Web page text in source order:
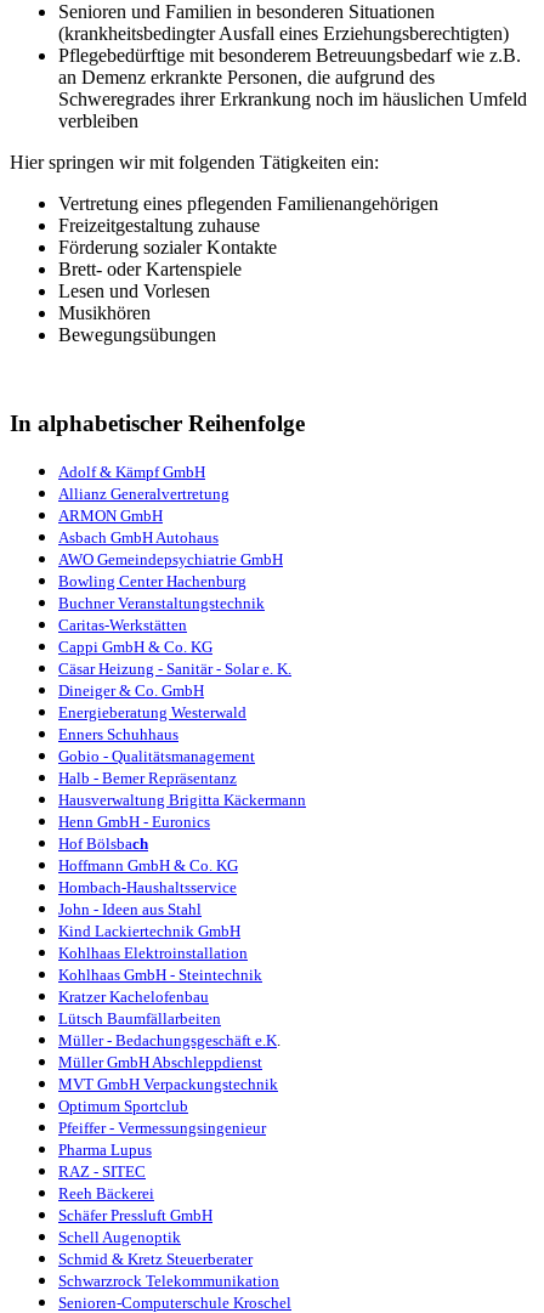
Senioren und Familien in besonderen Situationen
(krankheitsbedingter Ausfall eines Erziehungsberechtigten)
Pflegebedürftige mit besonderem Betreuungsbedarf wie z.B.
an Demenz erkrankte Personen, die aufgrund des
Schweregrades ihrer Erkrankung noch im häuslichen Umfeld
verbleiben
Hier springen wir mit folgenden Tätigkeiten ein:
Vertretung eines pflegenden Familienangehörigen
Freizeitgestaltung zuhause
Förderung sozialer Kontakte
Brett- oder Kartenspiele
Lesen und Vorlesen
Musikhören
Bewegungsübungen
In alphabetischer Reihenfolge
Adolf & Kämpf GmbH
Allianz Generalvertretung
ARMON GmbH
Asbach GmbH Autohaus
AWO Gemeindepsychiatrie GmbH
Bowling Center Hachenburg
BuchnerVeranstaltungstechnik
Caritas-Werkstätten
Cappi GmbH & Co. KG
Cäsar Heizung - Sanitär - Solar e. K.
Dineiger & Co. GmbH
Energieberatung Westerwald
Enners Schuhhaus
Gobio - Qualitätsmanagement
Halb - Bemer Repräsentanz
Hausverwaltung Brigitta Käckermann
Henn GmbH - Euronics
Hof Bölsbach
Hoffmann GmbH & Co. KG
Hombach-Haushaltsservice
John - Ideen aus Stahl
Kind Lackiertechnik GmbH
Kohlhaas Elektroinstallation
Kohlhaas GmbH - Steintechnik
Kratzer Kachelofenbau
Lütsch Baumfällarbeiten
Müller - Bedachungsgeschäft e.K
Müller GmbH Abschleppdienst
MVT GmbH Verpackungstechnik
Optimum Sportclub
Pfeiffer - Vermessungsingenieur
Pharma Lupus
RAZ - SITEC
Reeh Bäckerei
Schäfer Pressluft GmbH
Schell Augenoptik
Schmid & Kretz Steuerberater
Schwarzrock Telekommunikation
Senioren-Computerschule Kroschel